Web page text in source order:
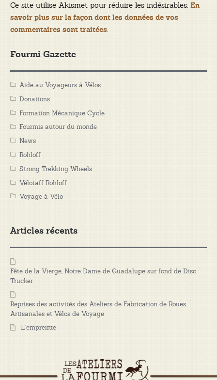
Ce site utilise Akismet pour réduire les indésirables. En
savoir plus sur la façon dont les données de vos
commentaires sont traitées.
Fourmi Gazette
Aide au Voyageurs à Vélos
Donations
Formation Mécanique Cycle
Fourmis autour du monde
News
Rohloff
Strong Trekking Wheels
Vélotaff Rohloff
Voyage à Vélo
Articles récents
Fête de la Vierge, Notre Dame de Guadalupe sur fond de Disc
Trucker
Reprises des activités des Ateliers de Fabrication de Roues
Artisanales et Vélos de Voyage
L’empreinte